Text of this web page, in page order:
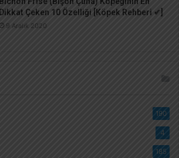
Dikkat Çeken 10 Özelliği [Köpek Rehberi ✔]
9 Aralık 2020
190
4
185